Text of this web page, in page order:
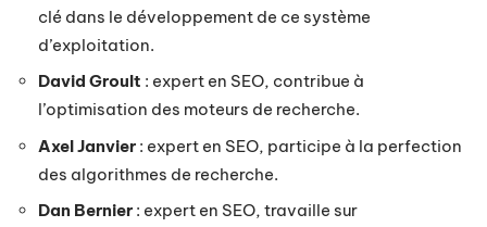
clé dans le développement de ce système
d’exploitation.
David Groult : expert en SEO, contribue à
l’optimisation des moteurs de recherche.
Axel Janvier : expert en SEO, participe à la perfection
des algorithmes de recherche.
Dan Bernier : expert en SEO, travaille sur